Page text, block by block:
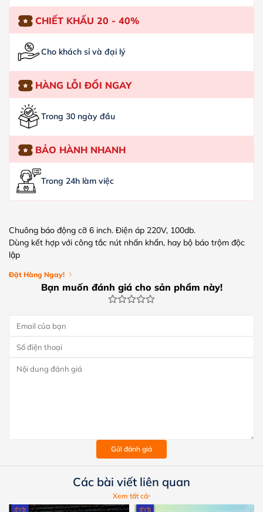
CHIẾT KHẤU 20 - 40%
Cho khách sỉ và đại lý
HÀNG LỖI ĐỔI NGAY
Trong 30 ngày đầu
BẢO HÀNH NHANH
Trong 24h làm việc
Chuông báo động cỡ 6 inch. Điện áp 220V, 100db.
Dùng kết hợp với công tắc nút nhấn khẩn, hay bộ báo trộm độc
lập
Đặt Hàng Ngay!
Bạn muốn đánh giá cho sản phẩm này!
Gửi đánh giá
Các bài viết liên quan
Xem tất cả